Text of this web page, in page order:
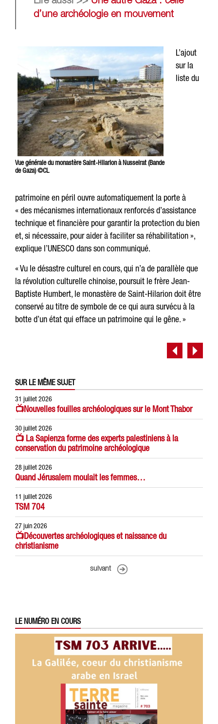
d’une archéologie en mouvement
Vue générale du monastère Saint-Hilarion à Nusseirat (Bande
de Gaza) ©CL
L’ajout
sur la
liste du
patrimoine en péril ouvre automatiquement la porte à
« des mécanismes internationaux renforcés d’assistance
technique et financière pour garantir la protection du bien
et, si nécessaire, pour aider à faciliter sa réhabilitation »,
explique l’UNESCO dans son communiqué.
« Vu le désastre culturel en cours, qui n’a de parallèle que
la révolution culturelle chinoise, poursuit le frère Jean-
Baptiste Humbert, le monastère de Saint-Hilarion doit être
conservé au titre de symbole de ce qui aura survécu à la
botte d’un état qui efface un patrimoine qui le gêne. »
SUR LE MÊME SUJET
31 juillet 2026
📺Nouvelles fouilles archéologiques sur le Mont Thabor
30 juillet 2026
📺 La Sapienza forme des experts palestiniens à la
conservation du patrimoine archéologique
28 juillet 2026
Quand Jérusalem moulait les femmes…
11 juillet 2026
TSM 704
27 juin 2026
📺Découvertes archéologiques et naissance du
christianisme
suivant
LE NUMÉRO EN COURS